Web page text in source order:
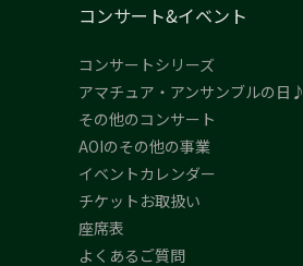
コンサート&イベント
コンサートシリーズ
アマチュア・アンサンブルの日♪
その他のコンサート
AOIのその他の事業
イベントカレンダー
チケットお取扱い
座席表
よくあるご質問